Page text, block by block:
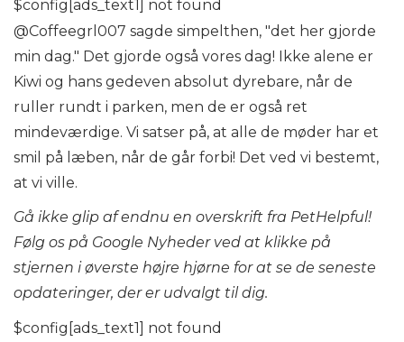
$config[ads_text1] not found
@Coffeegrl007 sagde simpelthen, "det her gjorde
min dag." Det gjorde også vores dag! Ikke alene er
Kiwi og hans gedeven absolut dyrebare, når de
ruller rundt i parken, men de er også ret
mindeværdige. Vi satser på, at alle de møder har et
smil på læben, når de går forbi! Det ved vi bestemt,
at vi ville.
Gå ikke glip af endnu en overskrift fra PetHelpful!
Følg os på Google Nyhederved at klikke på
stjernen i øverste højre hjørne for at se de seneste
opdateringer, der er udvalgt til dig.
$config[ads_text1] not found